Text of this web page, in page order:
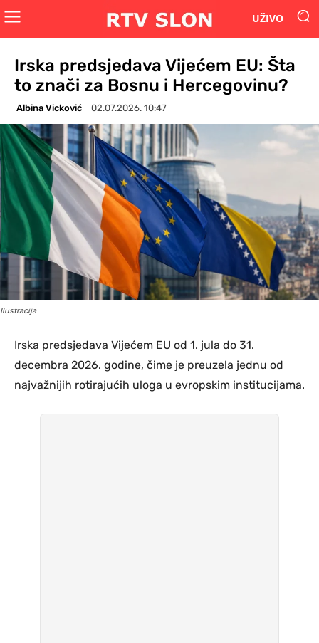
UŽIVO
Irska predsjedava Vijećem EU: Šta
to znači za Bosnu i Hercegovinu?
Albina Vicković 02.07.2026. 10:47
Ilustracija
Irska predsjedava Vijećem EU od 1. jula do 31.
decembra 2026. godine, čime je preuzela jednu od
najvažnijih rotirajućih uloga u evropskim institucijama.